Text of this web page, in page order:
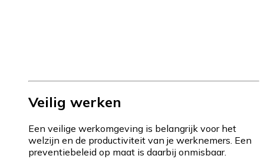
Veilig werken
Een veilige werkomgeving is belangrijk voor het
welzijn en de productiviteit van je werknemers. Een
preventiebeleid op maat is daarbij onmisbaar.